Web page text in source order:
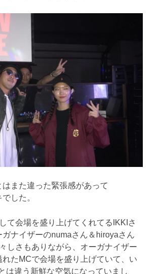
また違った緊張感があって
した。
て会場を盛り上げてくれてるIKKIさ
ガナイザーのnumaさん＆hiroyaさん
しさもありながら、オーガナイザー
れたMCで会場を盛り上げていて、い
は違う新鮮な空気になっていまし